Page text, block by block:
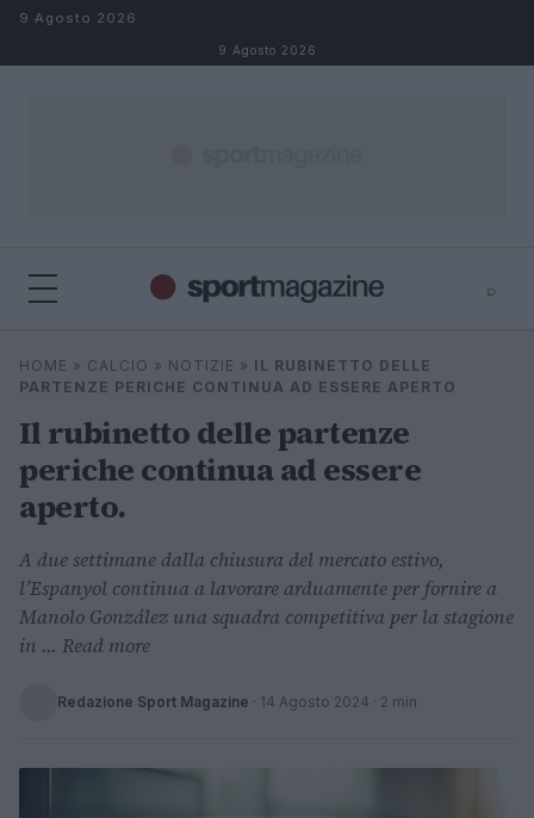
Salta al contenuto
9 Agosto 2026
9 Agosto 2026
⌕
Cerca
HOME » CALCIO » NOTIZIE » IL RUBINETTO DELLE
PARTENZE PERICHE CONTINUA AD ESSERE APERTO
Il rubinetto delle partenze
periche continua ad essere
aperto.
A due settimane dalla chiusura del mercato estivo,
l’Espanyol continua a lavorare arduamente per fornire a
Manolo González una squadra competitiva per la stagione
in ... Read more
Redazione Sport Magazine · 14 Agosto 2024 · 2 min